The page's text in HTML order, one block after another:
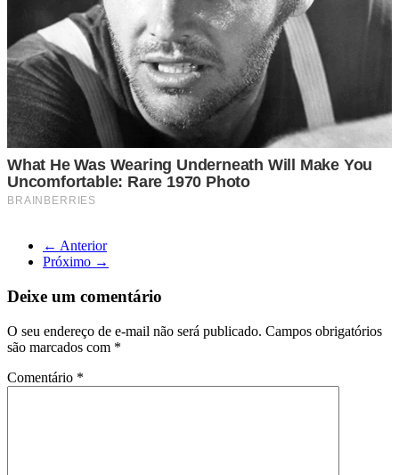
← Anterior
Próximo →
Deixe um comentário
O seu endereço de e-mail não será publicado. Campos obrigatórios
são marcados com *
Comentário *